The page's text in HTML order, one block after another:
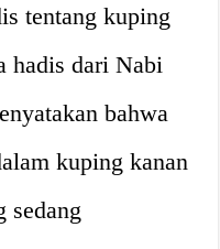
tentang kuping
hadis dari Nabi
bahwa
kuping kanan
sedang